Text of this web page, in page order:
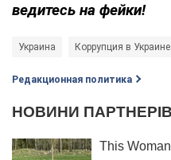
ведитесь на фейки!
Украина Коррупция в Украине
Редакционная политика